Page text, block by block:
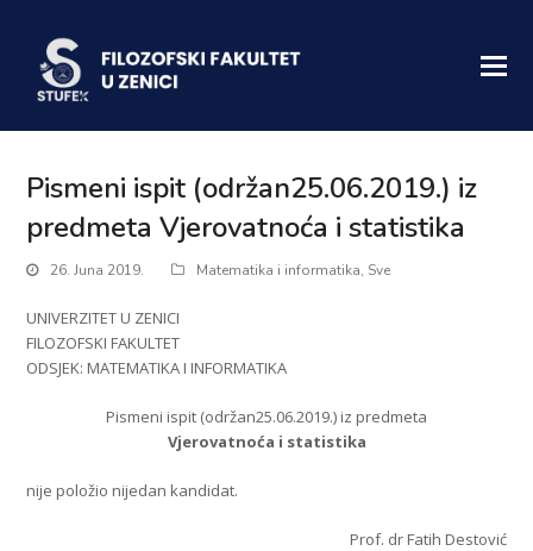
Pismeni ispit (održan25.06.2019.) iz
predmeta Vjerovatnoća i statistika
26. Juna 2019. Matematika i informatika, Sve
UNIVERZITET U ZENICI
FILOZOFSKI FAKULTET
ODSJEK: MATEMATIKA I INFORMATIKA
Pismeni ispit (održan25.06.2019.) iz predmeta
Vjerovatnoća i statistika
nije položio nijedan kandidat.
Prof. dr Fatih Destović